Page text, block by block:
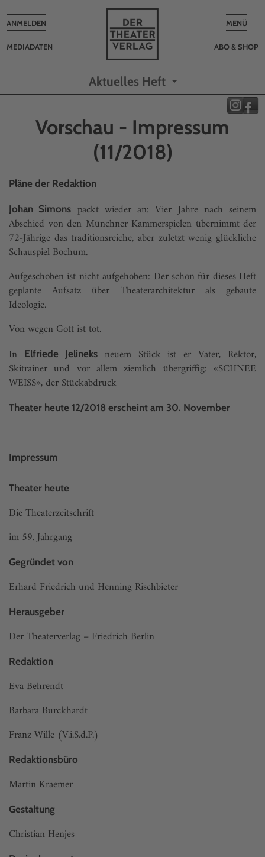
Toggle
MENÜ
ABO & SHOP
MEDIADATEN
Toggle
navigation
ANMELDEN
Aktuelles Heft
Vorschau - Impressum
(11/2018)
Pläne der Redaktion
Johan Simons packt wieder an: Vier Jahre nach seinem
Abschied von den Münchner Kammerspielen übernimmt der
72-Jährige das traditionsreiche, aber zuletzt wenig glückliche
Schauspiel Bochum.
Aufgeschoben ist nicht aufgehoben: Der schon für dieses Heft
geplante Aufsatz über Theater­architektur als gebaute
Ideologie.
Von wegen Gott ist tot.
In
Elfriede Jelineksneuem Stück ist er Vater, Rektor,
Skitrainer und vor allem ziemlich übergriffig: «SCHNEE
WEISS», der Stückabdruck
Theater heute 12/2018 erscheint am 30. November
Impressum
Theater heute
Die Theaterzeitschrift
im 59. Jahrgang
Gegründet von
Erhard Friedrich und Henning Rischbieter
Herausgeber
Der Theaterverlag – Friedrich Berlin
Redaktion
Eva Behrendt
Barbara Burckhardt
Franz Wille (V.i.S.d.P.)
Redaktionsbüro
Martin Kraemer
Gestaltung
Christian Henjes